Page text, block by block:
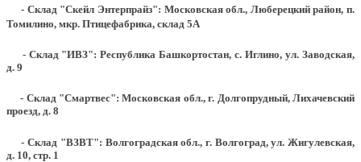
- Склад "Скейл Энтерпрайз": Московская обл., Люберецкий район, п.
Томилино, мкр. Птицефабрика, склад 5А
- Склад "ИВЗ": Республика Башкортостан, с. Иглино, ул. Заводская,
д. 9
- Склад "Смартвес":Московская обл., г. Долгопрудный, Лихачевский
проезд, д. 8
- Склад "ВЗВТ": Волгоградская обл., г. Волгоград, ул. Жигулевская,
д. 10, стр. 1